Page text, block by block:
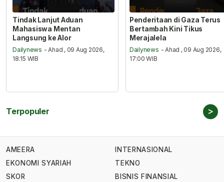
Tindak Lanjut Aduan
Mahasiswa Mentan
Langsung ke Alor
Dailynews - Ahad , 09 Aug 2026,
18:15 WIB
Penderitaan di Gaza Terus
Bertambah Kini Tikus
Merajalela
Dailynews - Ahad , 09 Aug 2026,
17:00 WIB
Terpopuler >
AMEERA
EKONOMI SYARIAH
SKOR
INTERNASIONAL
TEKNO
BISNIS FINANSIAL